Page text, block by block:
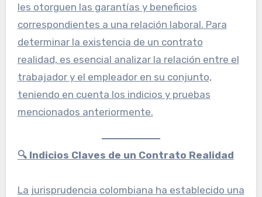
les otorguen las garantías y beneficios
correspondientes a una relación laboral. Para
determinar la existencia de un contrato
realidad, es esencial analizar la relación entre el
trabajador y el empleador en su conjunto,
teniendo en cuenta los indicios y pruebas
mencionados anteriormente.
🔍 Indicios Claves de un Contrato Realidad
La jurisprudencia colombiana ha establecido una